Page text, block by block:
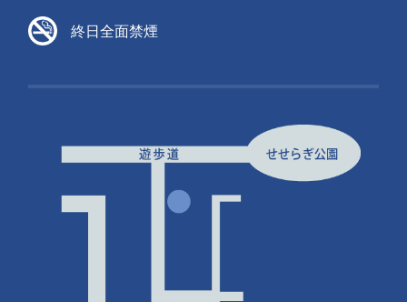
終日全面禁煙